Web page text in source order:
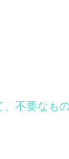
不要なもの